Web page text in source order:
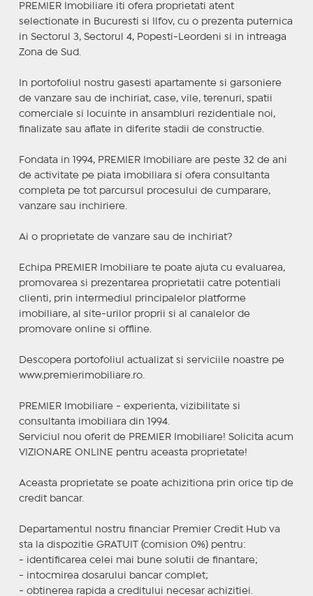
PREMIER Imobiliare iti ofera proprietati atent
selectionate in Bucuresti si Ilfov, cu o prezenta puternica
in Sectorul 3, Sectorul 4, Popesti-Leordeni si in intreaga
Zona de Sud.
In portofoliul nostru gasesti apartamente si garsoniere
de vanzare sau de inchiriat, case, vile, terenuri, spatii
comerciale si locuinte in ansambluri rezidentiale noi,
finalizate sau aflate in diferite stadii de constructie.
Fondata in 1994, PREMIER Imobiliare are peste 32 de ani
de activitate pe piata imobiliara si ofera consultanta
completa pe tot parcursul procesului de cumparare,
vanzare sau inchiriere.
Ai o proprietate de vanzare sau de inchiriat?
Echipa PREMIER Imobiliare te poate ajuta cu evaluarea,
promovarea si prezentarea proprietatii catre potentiali
clienti, prin intermediul principalelor platforme
imobiliare, al site-urilor proprii si al canalelor de
promovare online si offline.
Descopera portofoliul actualizat si serviciile noastre pe
www.premierimobiliare.ro.
PREMIER Imobiliare - experienta, vizibilitate si
consultanta imobiliara din 1994.
Serviciul nou oferit de PREMIER Imobiliare! Solicita acum
VIZIONARE ONLINE pentru aceasta proprietate!
Aceasta proprietate se poate achizitiona prin orice tip de
credit bancar.
Departamentul nostru financiar Premier Credit Hub va
sta la dispozitie GRATUIT (comision 0%) pentru:
- identificarea celei mai bune solutii de finantare;
- intocmirea dosarului bancar complet;
- obtinerea rapida a creditului necesar achizitiei.